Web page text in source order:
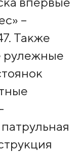
–
Также
рулежные